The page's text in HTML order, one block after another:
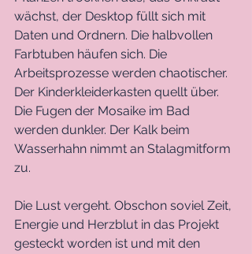
wächst, der Desktop füllt sich mit
Daten und Ordnern. Die halbvollen
Farbtuben häufen sich. Die
Arbeitsprozesse werden chaotischer.
Der Kinderkleiderkasten quellt über.
Die Fugen der Mosaike im Bad
werden dunkler. Der Kalk beim
Wasserhahn nimmt an Stalagmitform
zu.
Die Lust vergeht. Obschon soviel Zeit,
Energie und Herzblut in das Projekt
gesteckt worden ist und mit den